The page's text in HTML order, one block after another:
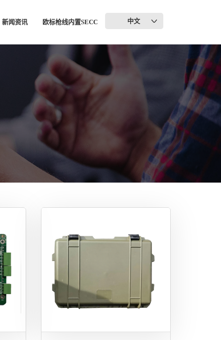
新闻资讯 欧标枪线内置SECC 中文